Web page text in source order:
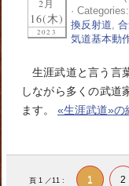
2月
16(木)
2023
· Categories:
換反射道,
気道基本動
生涯武道と言う言
しながら多くの武道
ます。 «生涯武道»の
頁 1 ／11 : 1 2